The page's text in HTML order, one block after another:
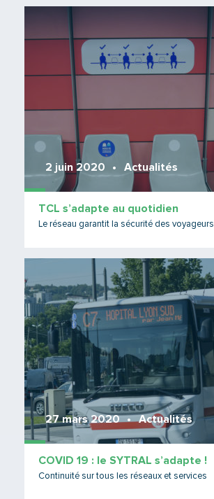
2 juin 2020 Actualités
TCL s’adapte au quotidien
Le réseau garantit la sécurité des voyageurs
27 mars 2020 Actualités
COVID 19 : le SYTRAL s’adapte !
Continuité sur tous les réseaux et services